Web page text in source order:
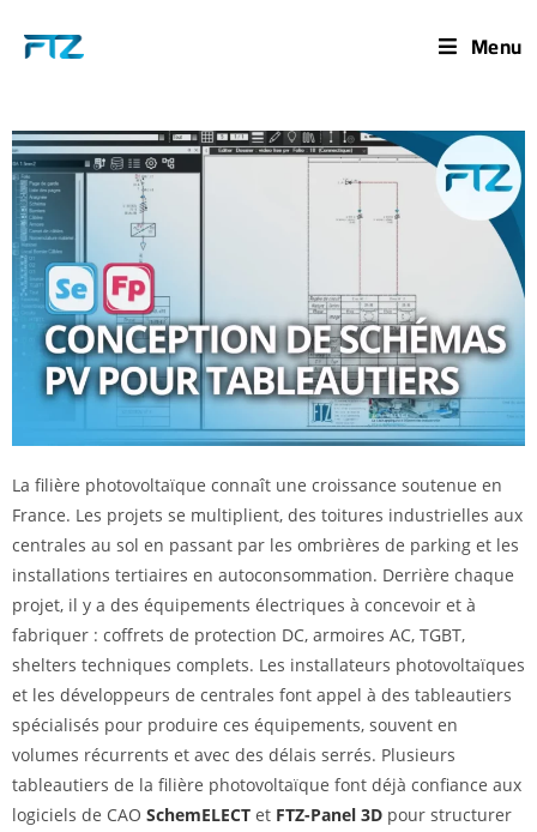
Menu
La filière photovoltaïque connaît une croissance soutenue en
France. Les projets se multiplient, des toitures industrielles aux
centrales au sol en passant par les ombrières de parking et les
installations tertiaires en autoconsommation. Derrière chaque
projet, il y a des équipements électriques à concevoir et à
fabriquer : coffrets de protection DC, armoires AC, TGBT,
shelters techniques complets. Les installateurs photovoltaïques
et les développeurs de centrales font appel à des tableautiers
spécialisés pour produire ces équipements, souvent en
volumes récurrents et avec des délais serrés. Plusieurs
tableautiers de la filière photovoltaïque font déjà confiance aux
logiciels de CAO SchemELECT et FTZ-Panel 3D pour structurer